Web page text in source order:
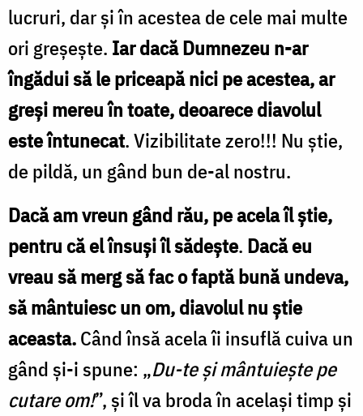
lucruri, dar şi în acestea de cele mai multe
ori greşeşte. Iar dacă Dumnezeu n-ar
îngădui să le priceapă nici pe acestea, ar
greşi mereu în toate, deoarece diavolul
este întunecat. Vizibilitate zero!!! Nu ştie,
de pildă, un gând bun de-al nostru.
Dacă am vreun gând rău, pe acela îl ştie,
pentru că el însuşi îl sădeşte. Dacă eu
vreau să merg să fac o faptă bună undeva,
să mântuiesc un om, diavolul nu ştie
aceasta.Când însă acela îi insuflă cuiva un
gând şi-i spune: „Du-te şi mântuieşte pe
cutare om!”, şi îl va broda în acelaşi timp şi